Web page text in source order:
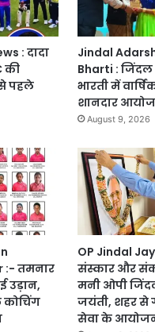
: दादा
की
पहले
Jindal
Bharti : जिंदल
भारती में
शानदार
August 9, 2026
:- तमनार
उड़ान,
कोचिंग
OP Jindal
संस्कार और
मनी ओपी
जयंती, शहर से
सेवा के